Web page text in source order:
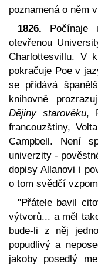
poznamená o něm
1826. Počínaje
otevřenou
Charlottesvillu. V
pokračuje Poe v
se přidává
knihovně
Dějiny starověku,
francouzštiny,
Campbell. Není
univerzity -
dopisy Allanovi i
o tom svědčí
"Přátele bavil
výtvorů... a měl
bude-li z něj
popudlivý a
jakoby posedlý